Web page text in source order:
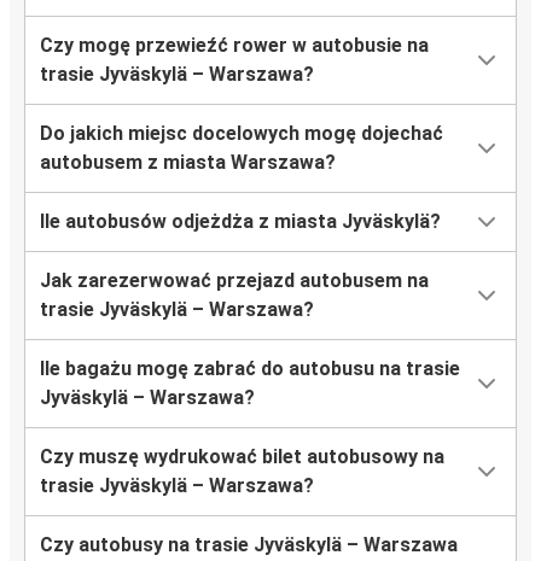
Czy mogę przewieźć rower w autobusie na
trasie Jyväskylä – Warszawa?
Do jakich miejsc docelowych mogę dojechać
autobusem z miasta Warszawa?
Ile autobusów odjeżdża z miasta Jyväskylä?
Jak zarezerwować przejazd autobusem na
trasie Jyväskylä – Warszawa?
Ile bagażu mogę zabrać do autobusu na trasie
Jyväskylä – Warszawa?
Czy muszę wydrukować bilet autobusowy na
trasie Jyväskylä – Warszawa?
Czy autobusy na trasie Jyväskylä – Warszawa